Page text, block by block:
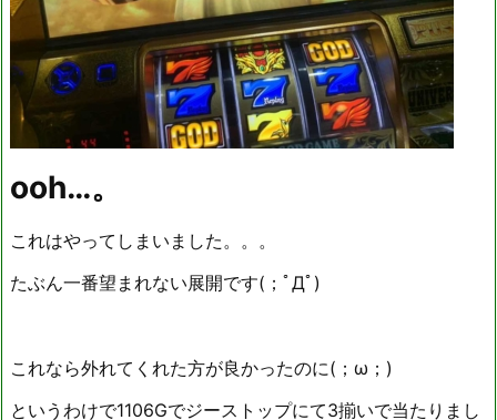
ooh…。
これはやってしまいました。。。
たぶん一番望まれない展開です(；ﾟДﾟ)
これなら外れてくれた方が良かったのに(；ω；)
というわけで1106Gでジーストップにて3揃いで当たりまし